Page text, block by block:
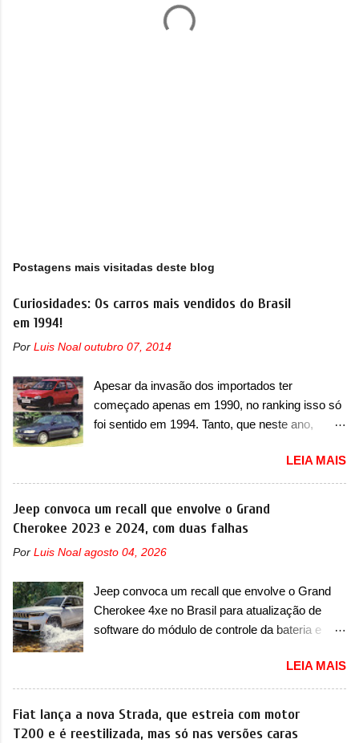
Postagens mais visitadas deste blog
Curiosidades: Os carros mais vendidos do Brasil
em 1994!
Por Luis Noal outubro 07, 2014
Apesar da invasão dos importados ter
começado apenas em 1990, no ranking isso só
foi sentido em 1994. Tanto, que neste ano,
começar pelo Chevrolet Corsa, o mais
destacado deles no ranking que perdurou no
nosso mercado até início de 2012 e com
certeza foi um grandioso lançamento da
ano também era lançada a nova geração do
ganhava uma nova geração feita do zero,
apelidada de "Bolinha" por suas formas
arredondadas. Além do Gol, outro Volkswagen
versão hatchback do Logus que chegava
depois de um ano de atraso. A invasão de 1994
foi marcava pelos franceses, alemães,
japoneses e coreanos que chegaram
LEIA MAIS
Jeep convoca um recall que envolve o Grand
Cherokee 2023 e 2024, com duas falhas
Por Luis Noal agosto 04, 2026
Jeep convoca um recall que envolve o Grand
Cherokee 4xe no Brasil para atualização de
software do módulo de controle da bateria e
Jeep convocou no dia 10 de outubro de 2025
um chamado que envolve os proprietários do
Grand Cherokee 4xe, em sua versão única
Limited, com unidades de ano/modelo 2023 e
LEIA MAIS
Fiat lança a nova Strada, que estreia com motor
T200 e é reestilizada, mas só nas versões caras